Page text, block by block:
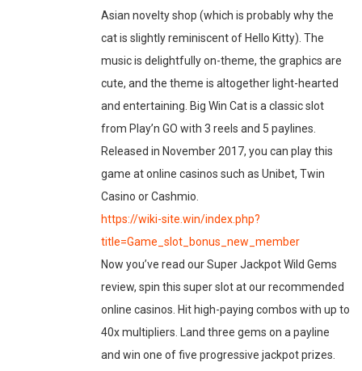
Asian novelty shop (which is probably why the
cat is slightly reminiscent of Hello Kitty). The
music is delightfully on-theme, the graphics are
cute, and the theme is altogether light-hearted
and entertaining. Big Win Cat is a classic slot
from Play’n GO with 3 reels and 5 paylines.
Released in November 2017, you can play this
game at online casinos such as Unibet, Twin
Casino or Cashmio.
https://wiki-site.win/index.php?
title=Game_slot_bonus_new_member
Now you’ve read our Super Jackpot Wild Gems
review, spin this super slot at our recommended
online casinos. Hit high-paying combos with up to
40x multipliers. Land three gems on a payline
and win one of five progressive jackpot prizes.